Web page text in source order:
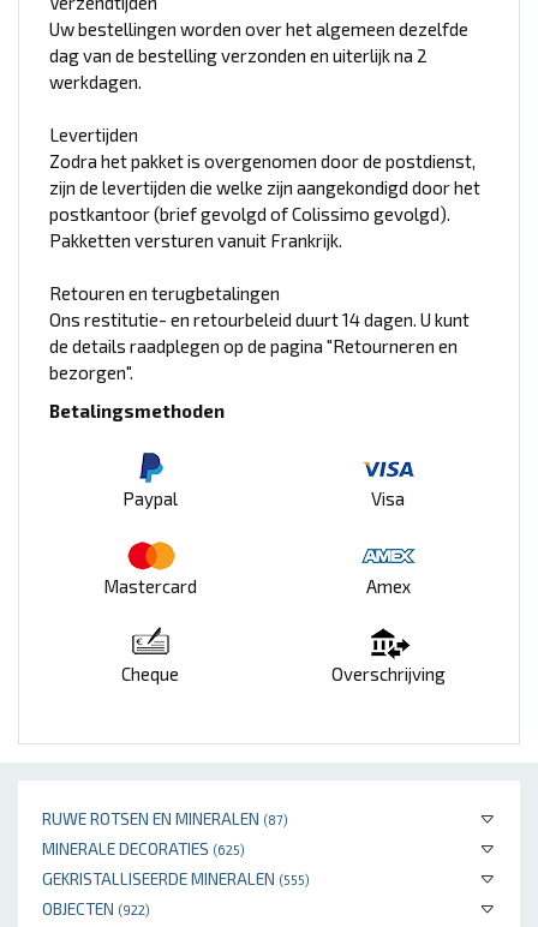
RUWE ROTSEN EN MINERALEN (87)
MINERALE DECORATIES (625)
GEKRISTALLISEERDE MINERALEN (555)
OBJECTEN (922)
Uw bestellingen worden over het algemeen dezelfde
dag van de bestelling verzonden en uiterlijk na 2
werkdagen.
Levertijden
Zodra het pakket is overgenomen door de postdienst,
zijn de levertijden die welke zijn aangekondigd door het
postkantoor (brief gevolgd of Colissimo gevolgd).
Pakketten versturen vanuit Frankrijk.
Retouren en terugbetalingen
Ons restitutie- en retourbeleid duurt 14 dagen. U kunt
de details raadplegen op de pagina "Retourneren en
bezorgen".
Betalingsmethoden
Paypal Visa
Mastercard Amex
Cheque Overschrijving